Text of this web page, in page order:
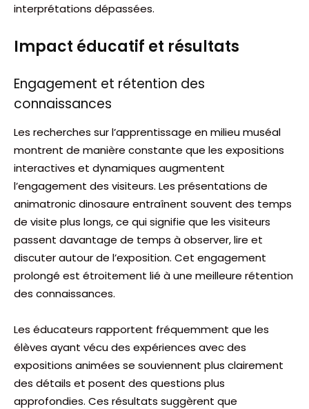
interprétations dépassées.
Impact éducatif et résultats
Engagement et rétention des
connaissances
Les recherches sur l’apprentissage en milieu muséal
montrent de manière constante que les expositions
interactives et dynamiques augmentent
l’engagement des visiteurs. Les présentations de
animatronic dinosaure entraînent souvent des temps
de visite plus longs, ce qui signifie que les visiteurs
passent davantage de temps à observer, lire et
discuter autour de l’exposition. Cet engagement
prolongé est étroitement lié à une meilleure rétention
des connaissances.
Les éducateurs rapportent fréquemment que les
élèves ayant vécu des expériences avec des
expositions animées se souviennent plus clairement
des détails et posent des questions plus
approfondies. Ces résultats suggèrent que